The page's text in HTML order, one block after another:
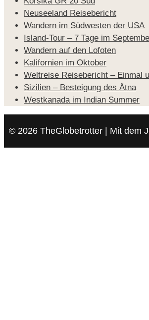
Neuseeland Reisebericht
Wandern im Südwesten der USA
Island-Tour – 7 Tage im
Wandern auf den Lofoten
Kalifornien im Oktober
Weltreise Reisebericht – Einmal
Sizilien – Besteigung des Ätna
Westkanada im Indian Summer
© 2026 TheGlobetrotter | Mit dem